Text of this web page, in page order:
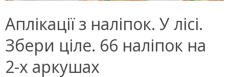
Аплікації з наліпок. У лісі.
Збери ціле. 66 наліпок на
2-х аркушах